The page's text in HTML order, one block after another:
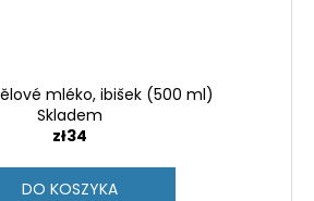
mléko, ibišek (500 ml)
Skladem
zł34
DO KOSZYKA